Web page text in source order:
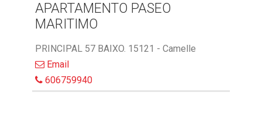
APARTAMENTO PASEO
MARITIMO
PRINCIPAL 57 BAIXO. 15121 - Camelle
Email
606759940